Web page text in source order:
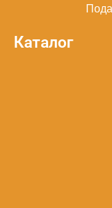
Каталог